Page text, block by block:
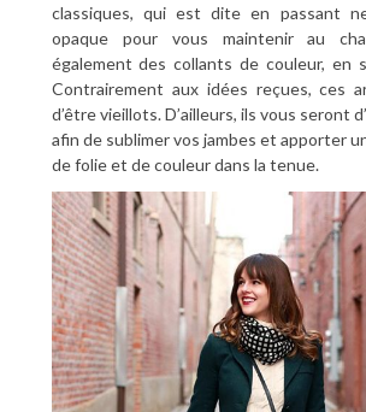
classiques, qui est dite en passant
opaque pour vous maintenir au
également des collants de couleur, en
Contrairement aux idées reçues, ces
d’être vieillots. D’ailleurs, ils vous seront
afin de sublimer vos jambes et apporter
de folie et de couleur dans la tenue.